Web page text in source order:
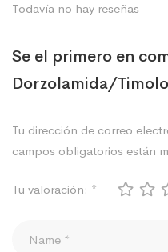
Todavía no hay reseñas
Se el primero en
Dorzolamida/
Tu dirección de correo
campos obligatorios están
Tu valoración: *